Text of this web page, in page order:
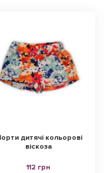
дитячі кольорові
віскоза
112 грн